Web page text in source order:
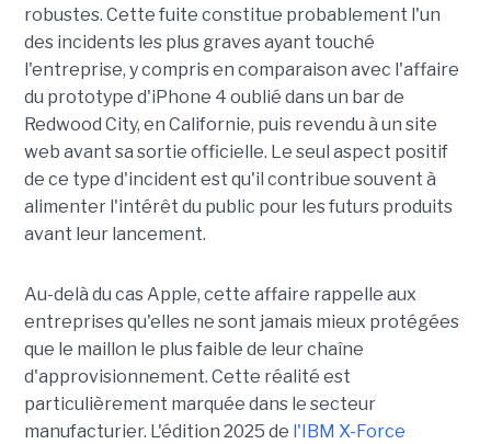
robustes. Cette fuite constitue probablement l'un
des incidents les plus graves ayant touché
l'entreprise, y compris en comparaison avec l'affaire
du prototype d'iPhone 4 oublié dans un bar de
Redwood City, en Californie, puis revendu à un site
web avant sa sortie officielle. Le seul aspect positif
de ce type d'incident est qu'il contribue souvent à
alimenter l'intérêt du public pour les futurs produits
avant leur lancement.
Au-delà du cas Apple, cette affaire rappelle aux
entreprises qu'elles ne sont jamais mieux protégées
que le maillon le plus faible de leur chaîne
d'approvisionnement. Cette réalité est
particulièrement marquée dans le secteur
manufacturier. L'édition 2025 de l'IBM X-Force